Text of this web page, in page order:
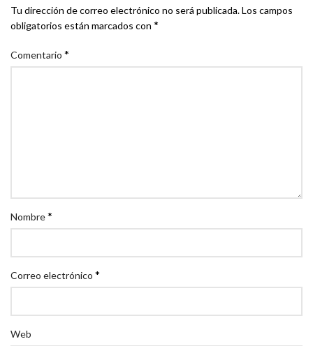
Tu dirección de correo electrónico no será publicada.Los campos
obligatorios están marcados con *
Comentario *
Nombre*
Correo electrónico *
Web